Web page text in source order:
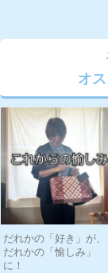
オ
だれかの「好き」が、
だれかの「愉しみ」
に！